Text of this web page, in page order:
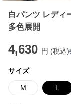
白パンツ レディ
多色展開
4,630 円 (税込)
サイズ
M L